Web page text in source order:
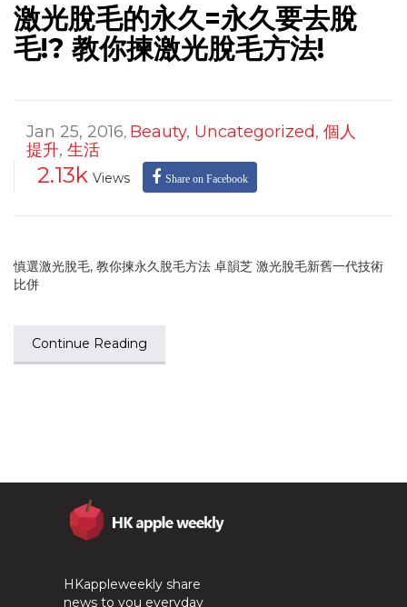
激光脫毛的永久=永久要去脫
毛!? 教你揀激光脫毛方法!
Jan 25, 2016, Beauty, Uncategorized, 個人
提升, 生活
2.13k Views Share on Facebook
慎選激光脫毛, 教你揀永久脫毛方法 卓韻芝 激光脫毛新舊一代技術
比併
Continue Reading
HKappleweekly share
news to you everyday